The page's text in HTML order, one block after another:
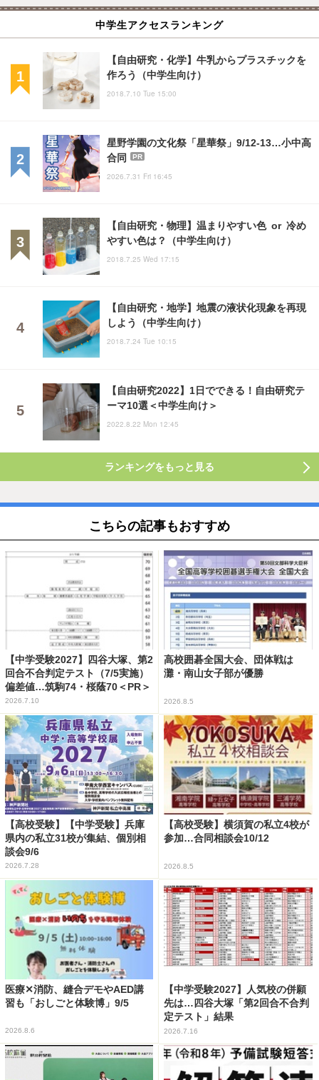
中学生アクセスランキング
【自由研究・化学】牛乳からプラスチックを
作ろう（中学生向け）
2018.7.10 Tue 15:00
星野学園の文化祭「星華祭」9/12-13…小中高
合同
PR
2026.7.31 Fri 16:45
【自由研究・物理】温まりやすい色 or 冷め
やすい色は？（中学生向け）
2018.7.25 Wed 17:15
【自由研究・地学】地震の液状化現象を再現
しよう（中学生向け）
2018.7.24 Tue 10:15
【自由研究2022】1日でできる！自由研究テ
ーマ10選＜中学生向け＞
2022.8.22 Mon 12:45
ランキングをもっと見る
こちらの記事もおすすめ
【中学受験2027】四谷大塚、第2
回合不合判定テスト（7/5実施）
偏差値…筑駒74・桜蔭70＜PR＞
2026.7.10
高校囲碁全国大会、団体戦は
灘・南山女子部が優勝
2026.8.5
【高校受験】【中学受験】兵庫
県内の私立31校が集結、個別相
談会9/6
2026.7.28
【高校受験】横須賀の私立4校が
参加…合同相談会10/12
2026.8.5
医療✕消防、縫合デモやAED講
習も「おしごと体験博」9/5
2026.8.6
【中学受験2027】人気校の併願
先は…四谷大塚「第2回合不合判
定テスト」結果
2026.7.16